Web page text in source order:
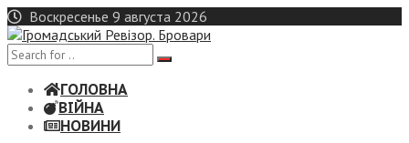
Skip
to
content
Воскресенье 9 августа 2026
ГОЛОВНА
ВІЙНА
НОВИНИ